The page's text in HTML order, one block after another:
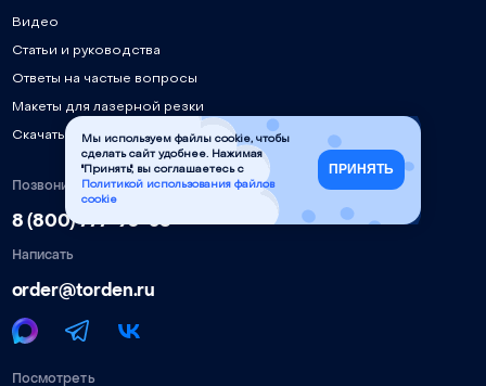
Видео
Статьи и руководства
Ответы на частые вопросы
Макеты для лазерной резки
Скачать инструкции, ПО, драйверы
Позвонить
8 (800) 777-90-58
Написать
order@torden.ru
Посмотреть
Мы используем файлы cookie, чтобы
сделать сайт удобнее. Нажимая
"Принять", вы соглашаетесь с
Политикой использования файлов
cookie
ПРИНЯТЬ